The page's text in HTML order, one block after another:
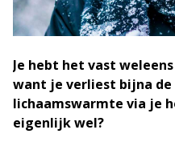
Je hebt het vast
want je verliest bijna
lichaamswarmte via je
eigenlijk wel?